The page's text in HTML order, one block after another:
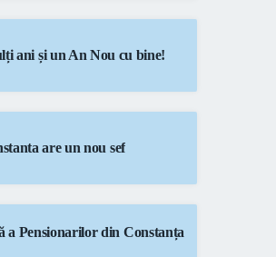
ani și un An Nou cu bine!
are un nou sef
a Pensionarilor din Constanța